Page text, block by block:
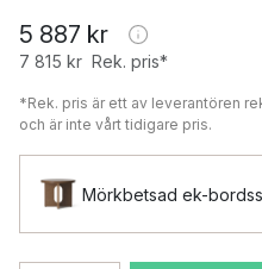
5 887 kr
7 815 kr Rek. pris*
*Rek. pris är ett av leverantören
och är inte vårt tidigare pris.
Mörkbetsad ek-